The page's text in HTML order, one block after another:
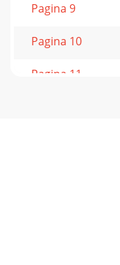
Pagina 9
Pagina 10
Pagina 11